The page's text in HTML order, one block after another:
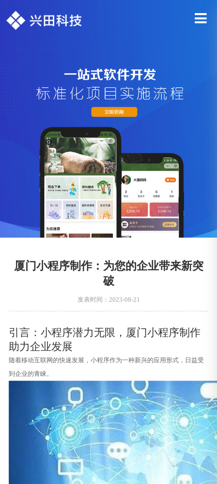
厦门小程序制作：为您的企业带来新突
破
发表时间：2023-08-21
引言：小程序潜力无限，厦门小程序制作
助力企业发展
随着移动互联网的快速发展，小程序作为一种新兴的应用形式，日益受
到企业的青睐。